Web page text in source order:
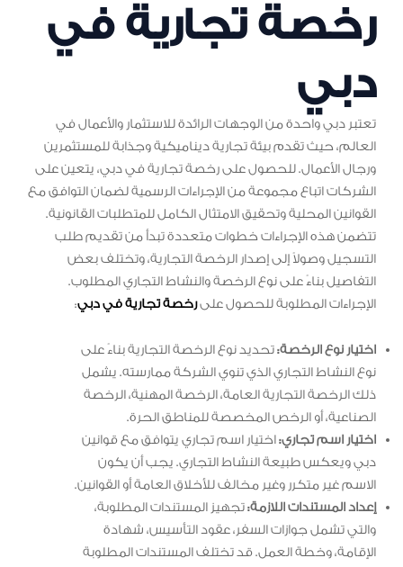
رخصة تجارية في
دبي
تعتبر دبي واحدة من الوجهات الرائدة للاستثمار والأعمال في
العالم، حيث تقدم بيئة تجارية ديناميكية وجذابة للمستثمرين
ورجال الأعمال. للحصول على رخصة تجارية في دبي، يتعين على
الشركات اتباع مجموعة من الإجراءات الرسمية لضمان التوافق مع
القوانين المحلية وتحقيق الامتثال الكامل للمتطلبات القانونية.
تتضمن هذه الإجراءات خطوات متعددة تبدأ من تقديم طلب
التسجيل وصولاً إلى إصدار الرخصة التجارية، وتختلف بعض
التفاصيل بناءً على نوع الرخصة والنشاط التجاري المطلوب.
الإجراءات المطلوبة للحصول علىرخصة تجارية في دبي:
اختيار نوع الرخصة:تحديد نوع الرخصة التجارية بناءً على
نوع النشاط التجاري الذي تنوي الشركة ممارسته. يشمل
ذلك الرخصة التجارية العامة، الرخصة المهنية، الرخصة
الصناعية، أو الرخص المخصصة للمناطق الحرة.
اختيار اسم تجاري: اختيار اسم تجاري يتوافق مع قوانين
دبي ويعكس طبيعة النشاط التجاري. يجب أن يكون
الاسم غير متكرر وغير مخالف للأخلاق العامة أو القوانين.
إعداد المستندات اللازمة:تجهيز المستندات المطلوبة،
والتي تشمل جوازات السفر، عقود التأسيس، شهادة
الإقامة، وخطة العمل. قد تختلف المستندات المطلوبة